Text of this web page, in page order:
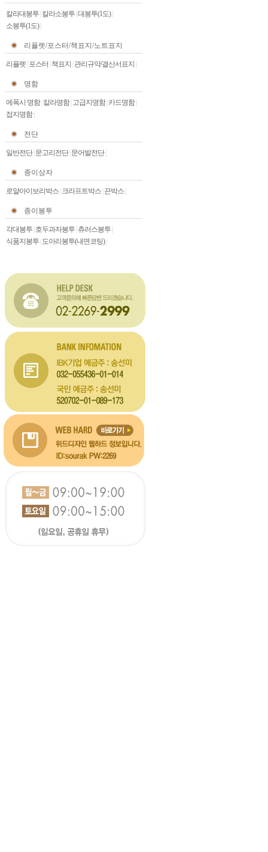
칼라대봉투 칼라소봉투 대봉투(1도)|
소봉투(1도)|
리플렛/포스터/책표지/노트표지
리플렛 포스터 책표지 관리규약/결산서표지
명함
에폭시 명함| 칼라명함| 고급지명함| 카드명함|
접지명함|
전단
일반전단| 문고리전단| 문어발전단|
종이상자
로얄아이보리박스 크라프트박스 끈박스
종이봉투
각대봉투 호두과자봉투 츄러스봉투
식품지봉투 도아리봉투(내면코팅)|